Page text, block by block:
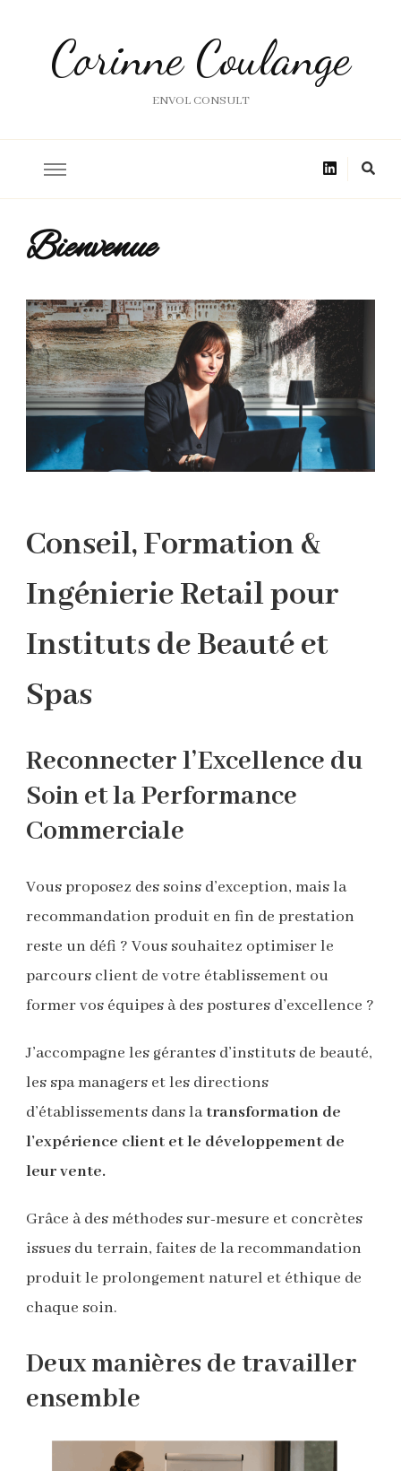
Corinne Coulange
ENVOL CONSULT
Bienvenue
Conseil, Formation &
Ingénierie Retail pour
Instituts de Beauté et
Spas
Reconnecter l’Excellence du
Soin et la Performance
Commerciale
Vous proposez des soins d’exception, mais la
recommandation produit en fin de prestation
reste un défi ? Vous souhaitez optimiser le
parcours client de votre établissement ou
former vos équipes à des postures d’excellence ?
J’accompagne les gérantes d’instituts de beauté,
les spa managers et les directions
d’établissements dans latransformation de
l’expérience client et le développement de
leur vente.
Grâce à des méthodes sur-mesure et concrètes
issues du terrain, faites de la recommandation
produit le prolongement naturel et éthique de
chaque soin.
Deux manières de travailler
ensemble